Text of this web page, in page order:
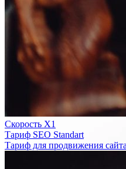
Скорость Х1
Тариф SEO Standart
Тариф для продвижения